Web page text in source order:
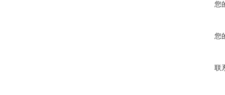
您
您
联